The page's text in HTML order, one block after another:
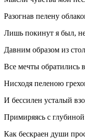
Разогнав пелену
Лишь покинут я был,
Давним образом из
Все мечты обратились
Нисходя пеленою
И бессилен усталый
Примиряясь с глубиной
Как бескраен души